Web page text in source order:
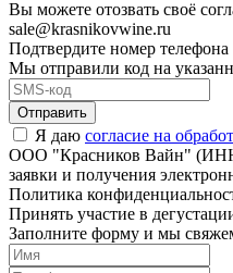
Вы можете отозвать своё
sale@krasnikovwine.ru
Подтвердите номер телефона
Мы отправили код на
Отправить
Я даю согласие на
ООО "Красников Вайн" (ИНН
заявки и получения
Политика
Принять участие в
Заполните форму и мы